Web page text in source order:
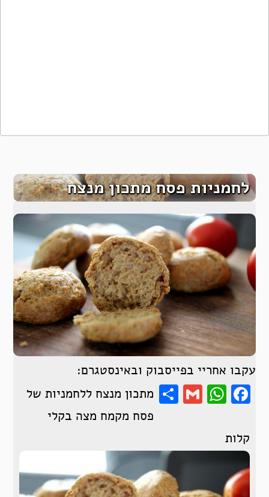
לחמניות פסח מתכון מנצח
עקבו אחריי בפייסבוק ובאינסטגרם:
Facebook
WhatsApp
Gmail
Share
מתכון מנצח ללחמניות של
פסח מקמח מצה בקלי
קלות